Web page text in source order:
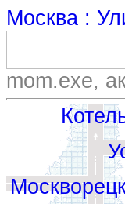
Москва :
mom.exe,